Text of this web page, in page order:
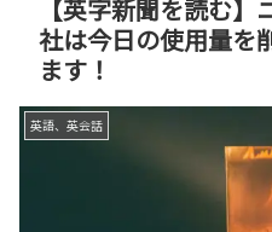
【英字新聞を読む
社は今日の使用量を
ます！
英語、英会話